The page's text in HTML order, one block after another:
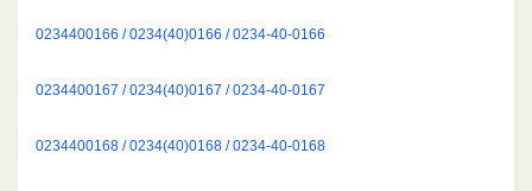
0234400166 / 0234(40)0166 / 0234-40-0166
0234400167 / 0234(40)0167 / 0234-40-0167
0234400168 / 0234(40)0168 / 0234-40-0168